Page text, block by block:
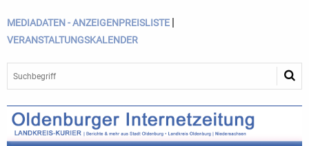
MEDIADATEN - ANZEIGENPREISLISTE |
VERANSTALTUNGSKALENDER